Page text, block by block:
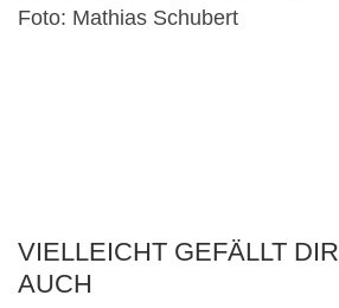
Foto: Mathias Schubert
VIELLEICHT GEFÄLLT DIR
AUCH